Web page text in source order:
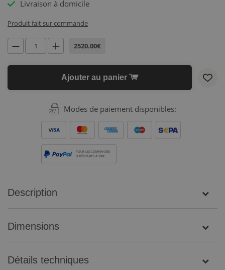
Livraison à domicile
Produit fait sur commande
2520.00€
Ajouter au panier
Modes de paiement disponibles:
POUR LES COMMANDES
SUPÉRIEURES À 500€
Description
Dimensions
Détails techniques